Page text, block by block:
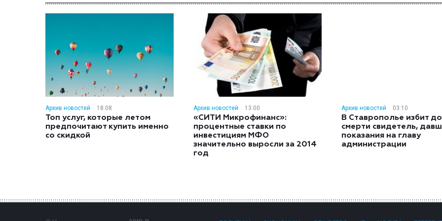
Архив новостей 18:08
Топ услуг, которые летом
предпочитают купить именно
со скидкой
Архив новостей 13:00
«СИТИ Микрофинанс»:
процентные ставки по
инвестициям МФО
значительно выросли за 2014
год
Архив новостей 03:10
В Ставрополье избит до
смерти свидетель,
показания на главу
администрации